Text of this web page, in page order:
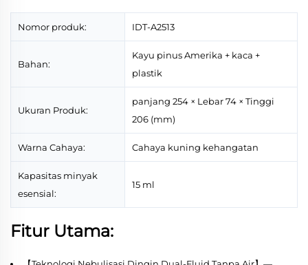
Nomor produk: IDT-A2513
Bahan:
Kayu pinus Amerika + kaca +
plastik
Ukuran Produk:
panjang 254 × Lebar 74 × Tinggi
206 (mm)
Warna Cahaya: Cahaya kuning kehangatan
Kapasitas minyak
esensial:
15 ml
Fitur Utama: